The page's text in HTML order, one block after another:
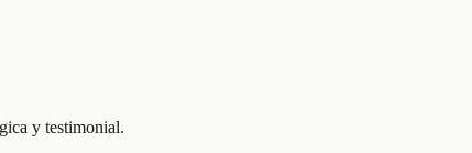
y testimonial.